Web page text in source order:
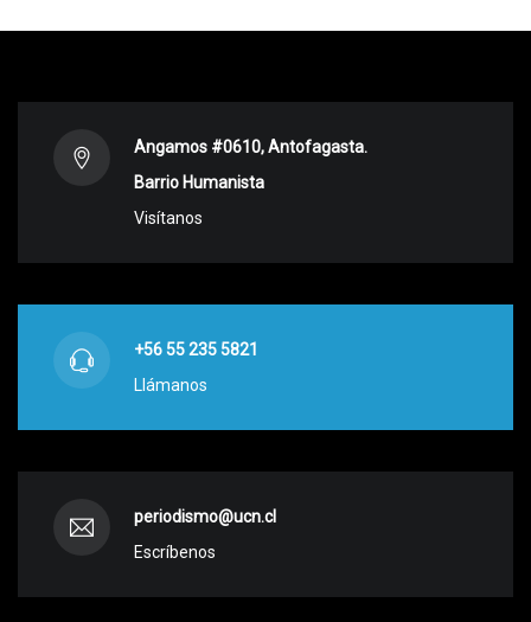
Angamos #0610, Antofagasta.
Barrio Humanista
Visítanos
+56 55 235 5821
Llámanos
periodismo@ucn.cl
Escríbenos